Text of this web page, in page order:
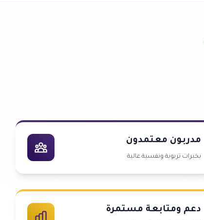
مدربون معتمدون
بخبرات تربوية ونفسية عالية
دعم ومتابعة مستمرة